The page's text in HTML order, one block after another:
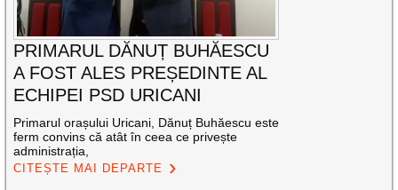
PRIMARUL DĂNUȚ BUHĂESCU
A FOST ALES PREȘEDINTE AL
ECHIPEI PSD URICANI
Primarul orașului Uricani, Dănuț Buhăescu este
ferm convins că atât în ceea ce privește
administrația,
CITEȘTE MAI DEPARTE